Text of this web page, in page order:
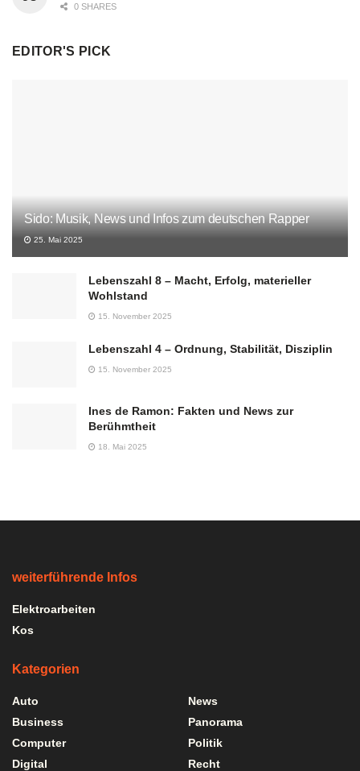
0 SHARES
EDITOR'S PICK
Sido: Musik, News und Infos zum deutschen Rapper
25. Mai 2025
Lebenszahl 8 – Macht, Erfolg, materieller
Wohlstand
15. November 2025
Lebenszahl 4 – Ordnung, Stabilität, Disziplin
15. November 2025
Ines de Ramon: Fakten und News zur
Berühmtheit
18. Mai 2025
weiterführende Infos
Elektroarbeiten
Kos
Kategorien
Auto
Business
Computer
Digital
News
Panorama
Politik
Recht